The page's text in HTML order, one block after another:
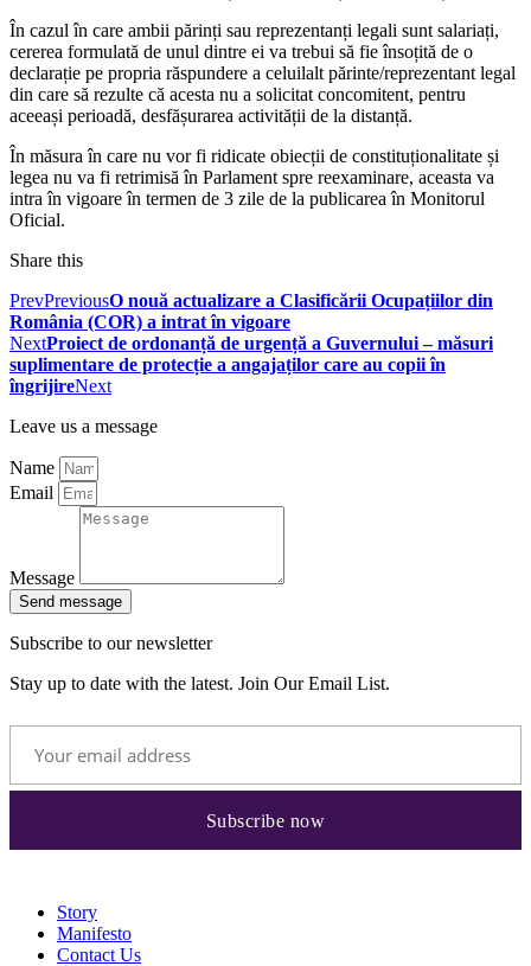
În cazul în care ambii părinți sau reprezentanți legali sunt salariați,
cererea formulată de unul dintre ei va trebui să fie însoțită de o
declarație pe propria răspundere a celuilalt părinte/reprezentant legal
din care să rezulte că acesta nu a solicitat concomitent, pentru
aceeași perioadă, desfășurarea activității de la distanță.
În măsura în care nu vor fi ridicate obiecții de constituționalitate și
legea nu va fi retrimisă în Parlament spre reexaminare, aceasta va
intra în vigoare în termen de 3 zile de la publicarea în Monitorul
Oficial.
Share this
PrevPreviousO nouă actualizare a Clasificării Ocupațiilor din
România (COR) a intrat în vigoare
NextProiect de ordonanță de urgență a Guvernului – măsuri
suplimentare de protecție a angajaților care au copii în
îngrijireNext
Leave us a message
Name
Email
Message
Send message
Subscribe to our newsletter
Stay up to date with the latest. Join Our Email List.
Story
Manifesto
Contact Us